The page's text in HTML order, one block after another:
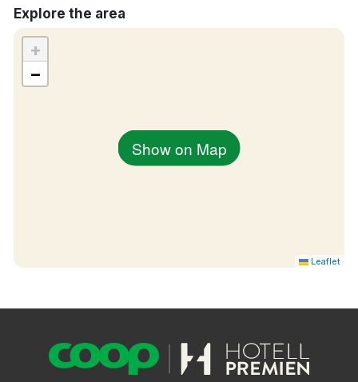
Explore the area
Show on Map
+
−
Leaflet